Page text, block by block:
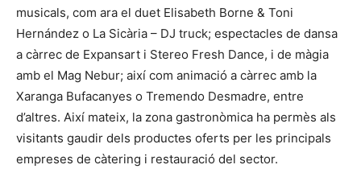
musicals, com ara el duet Elisabeth Borne & Toni
Hernández o La Sicària – DJ truck; espectacles de dansa
a càrrec de Expansart i Stereo Fresh Dance, i de màgia
amb el Mag Nebur; així com animació a càrrec amb la
Xaranga Bufacanyes o Tremendo Desmadre, entre
d’altres. Així mateix, la zona gastronòmica ha permès als
visitants gaudir dels productes oferts per les principals
empreses de càtering i restauració del sector.